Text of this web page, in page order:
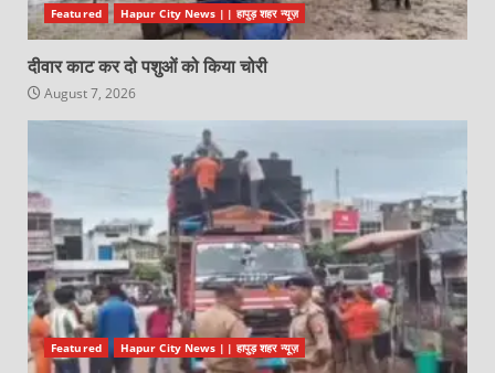
Featured Hapur City News || हापुड़ शहर न्यूज़
दीवार काट कर दो पशुओं को किया चोरी
August 7, 2026
Featured Hapur City News || हापुड़ शहर न्यूज़